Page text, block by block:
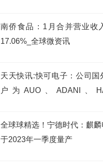
南侨食品：1月合并营业收
17.06%_全球微资讯
天天快讯:快可电子：公司国
户为AUO、ADANI、
全球球精选！宁德时代：麒
于2023年一季度量产